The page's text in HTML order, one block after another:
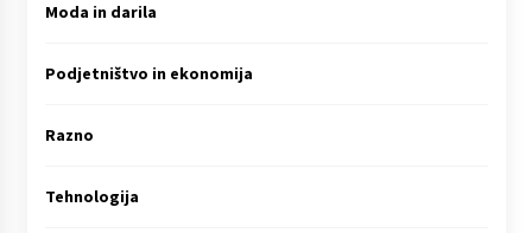
Moda in darila
Podjetništvo in ekonomija
Razno
Tehnologija